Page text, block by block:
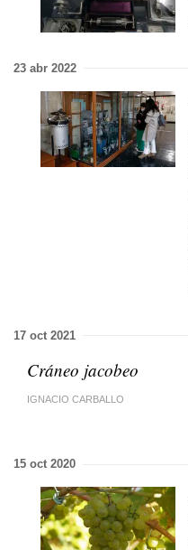
23 abr 2022
17 oct 2021
Cráneo jacobeo
IGNACIO CARBALLO
15 oct 2020